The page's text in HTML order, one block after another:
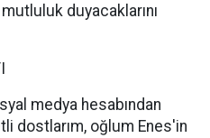
duyacaklarını
medya hesabından
dostlarım, oğlum Enes'in